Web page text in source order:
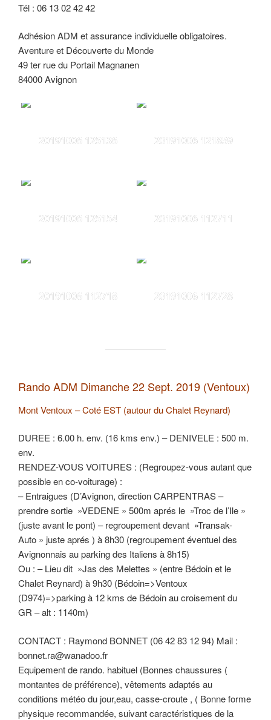
Tél : 06 13 02 42 42
Adhésion ADM et assurance individuelle obligatoires.
Aventure et Découverte du Monde
49 ter rue du Portail Magnanen
84000 Avignon
20191006 125136 20191006 121859
20191006 125154 20191006 112711
20191006 112718 20191006 112728
Rando ADM Dimanche 22 Sept. 2019 (Ventoux)
Mont Ventoux – Coté EST (autour du Chalet Reynard)
DUREE : 6.00 h. env. (16 kms env.) – DENIVELE : 500 m.
env.
RENDEZ-VOUS VOITURES : (Regroupez-vous autant que
possible en co-voiturage) :
– Entraigues (D’Avignon, direction CARPENTRAS –
prendre sortie »VEDENE » 500m aprés le »Troc de l’Ile »
(juste avant le pont) – regroupement devant »Transak-
Auto » juste aprés ) à 8h30 (regroupement éventuel des
Avignonnais au parking des Italiens à 8h15)
Ou : – Lieu dit »Jas des Melettes » (entre Bédoin et le
Chalet Reynard) à 9h30 (Bédoin=>Ventoux
(D974)=>parking à 12 kms de Bédoin au croisement du
GR – alt : 1140m)
CONTACT : Raymond BONNET (06 42 83 12 94) Mail :
bonnet.ra@wanadoo.fr
Equipement de rando. habituel (Bonnes chaussures (
montantes de préférence), vêtements adaptés au
conditions météo du jour,eau, casse-croute , ( Bonne forme
physique recommandée, suivant caractéristiques de la